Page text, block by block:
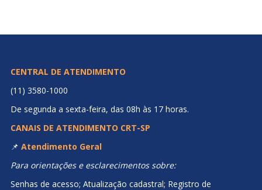
CENTRAL DE ATENDIMENTO
(11) 3580-1000
De segunda a sexta-feira, das 08h às 17 horas.
CANAIS DE ATENDIMENTO CRT-SP
📌 Atendimento Geral
Para orientações e esclarecimentos sobre:
Senhas de acesso; Atualização cadastral; Registro de